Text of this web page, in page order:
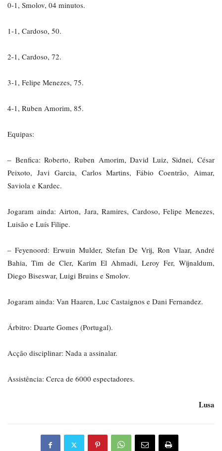
0-1, Smolov, 04 minutos.
1-1, Cardoso, 50.
2-1, Cardoso, 72.
3-1, Felipe Menezes, 75.
4-1, Ruben Amorim, 85.
Equipas:
– Benfica: Roberto, Ruben Amorim, David Luiz, Sidnei, César
Peixoto, Javi Garcia, Carlos Martins, Fábio Coentrão, Aimar,
Saviola e Kardec.
Jogaram ainda: Airton, Jara, Ramires, Cardoso, Felipe Menezes,
Luisão e Luís Filipe.
– Feyenoord: Erwuin Mulder, Stefan De Vrij, Ron Vlaar, André
Bahia, Tim de Cler, Karim El Ahmadi, Leroy Fer, Wijnaldum,
Diego Biseswar, Luigi Bruins e Smolov.
Jogaram ainda: Van Haaren, Luc Castaignos e Dani Fernandez.
Árbitro: Duarte Gomes (Portugal).
Acção disciplinar: Nada a assinalar.
Assistência: Cerca de 6000 espectadores.
Lusa